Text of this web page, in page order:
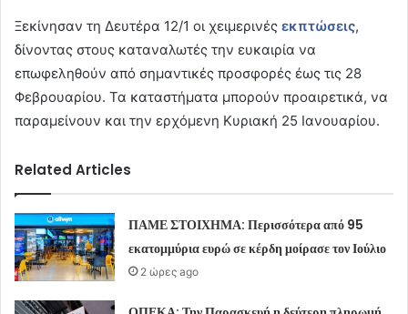
Ξεκίνησαν τη Δευτέρα 12/1 οι χειμερινές εκπτώσεις,
δίνοντας στους καταναλωτές την ευκαιρία να
επωφεληθούν από σημαντικές προσφορές έως τις 28
Φεβρουαρίου. Τα καταστήματα μπορούν προαιρετικά, να
παραμείνουν και την ερχόμενη Κυριακή 25 Ιανουαρίου.
Related Articles
ΠΑΜΕ ΣΤΟΙΧΗΜΑ: Περισσότερα από 95
εκατομμύρια ευρώ σε κέρδη μοίρασε τον Ιούλιο
2 ώρες ago